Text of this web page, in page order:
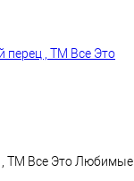
, ТМ Все Это Любимые